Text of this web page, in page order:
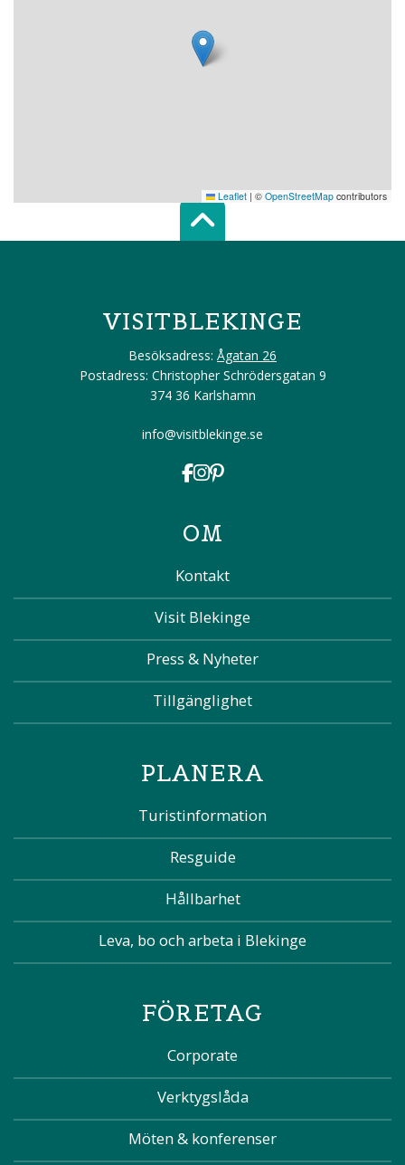
Leaflet | © OpenStreetMap contributors
Scroll top of
VISITBLEKINGE
Besöksadress: Ågatan 26
Postadress: Christopher Schrödersgatan 9
374 36 Karlshamn
info@visitblekinge.se
OM
Kontakt
Visit Blekinge
Press & Nyheter
Tillgänglighet
PLANERA
Turistinformation
Resguide
Hållbarhet
Leva, bo och arbeta i Blekinge
FÖRETAG
Corporate
Verktygslåda
Möten & konferenser